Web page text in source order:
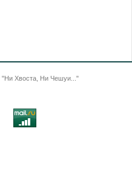
"Ни Хвоста, Ни Чешуи..."